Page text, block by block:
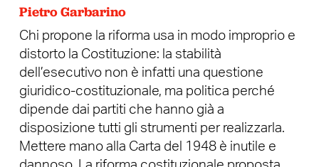
Pietro Garbarino
Chi propone la riforma usa in modo improprio e
distorto la Costituzione: la stabilità
dell’esecutivo non è infatti una questione
giuridico-costituzionale, ma politica perché
dipende dai partiti che hanno già a
disposizione tutti gli strumenti per realizzarla.
Mettere mano alla Carta del 1948 è inutile e